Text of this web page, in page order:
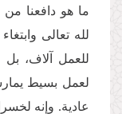
ما هو دافعنا من
لله تعالى
للعمل آلاف، بل
لعمل بسيط
عادية. وإنه